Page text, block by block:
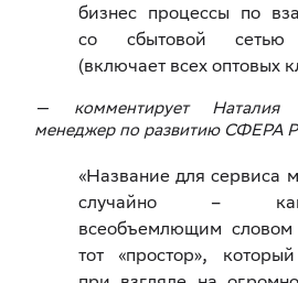
бизнес процессы по
со сбытовой сетью
(включает всех оптовых
— комментирует Наталия
менеджер по развитию СФЕРА
«Название для сервиса
случайно –
всеобъемлющим словом
тот «простор»,